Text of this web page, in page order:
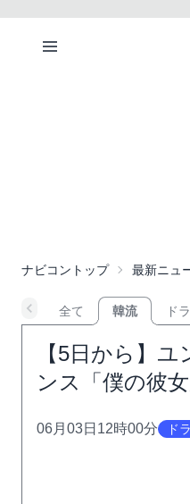
ナビコントップ 最新ニュ
全て 韓流 ド
【5日から】
ンス「僕の彼
06月03日12時00分 ド